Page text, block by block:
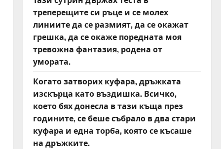
треперещите си ръце и се молех
линиите да се размият, да се окажат
грешка, да се окаже поредната моя
тревожна фантазия, родена от
умората.
Когато затворих куфара, дръжката
изскърца като въздишка. Всичко,
което бях донесла в тази къща през
годините, се беше събрало в два стари
куфара и една торба, която се късаше
на дръжките.